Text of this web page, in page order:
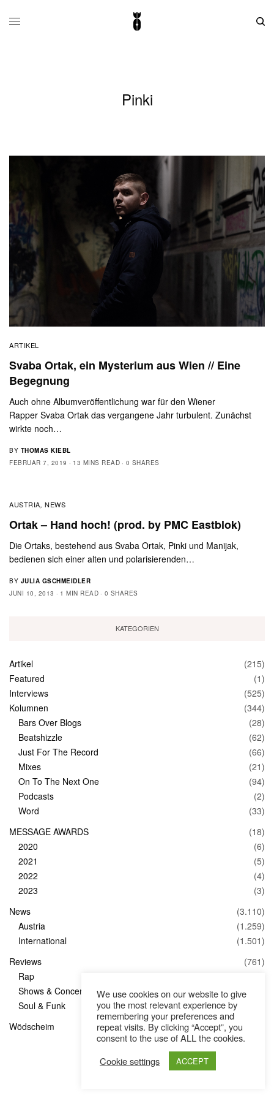
Pinki
ARTIKEL
Svaba Ortak, ein Mysterium aus Wien // Eine
Begegnung
Auch ohne Albumveröffentlichung war für den Wiener
Rapper Svaba Ortak das vergangene Jahr turbulent. Zunächst
wirkte noch…
BY THOMAS KIEBL
FEBRUAR 7, 2019
13 MINS READ 0 SHARES
AUSTRIA, NEWS
Ortak – Hand hoch! (prod. by PMC Eastblok)
Die Ortaks, bestehend aus Svaba Ortak, Pinki und Manijak,
bedienen sich einer alten und polarisierenden…
BY JULIA GSCHMEIDLER
JUNI 10, 2013
1 MIN READ 0 SHARES
KATEGORIEN
Artikel
(215)
Featured
(1)
Interviews
(525)
Kolumnen
(344)
Bars Over Blogs
(28)
Beatshizzle
(62)
Just For The Record
(66)
Mixes
(21)
On To The Next One
(94)
Podcasts
(2)
Word
(33)
MESSAGE AWARDS
(18)
2020
(6)
2021
(5)
2022
(4)
2023
(3)
News
(3.110)
Austria
(1.259)
International
(1.501)
Reviews
(761)
Rap
Shows & Concerts
(347)
Soul & Funk
Wödscheim
We use cookies on our website to give
you the most relevant experience by
remembering your preferences and
repeat visits. By clicking “Accept”, you
consent to the use of ALL the cookies.
Cookie settings
ACCEPT